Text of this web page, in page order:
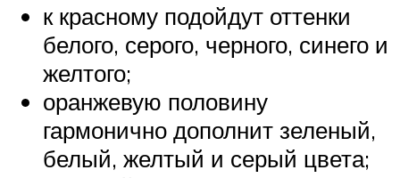
к красному подойдут оттенки
белого, серого, черного, синего и
желтого;
оранжевую половину
гармонично дополнит зеленый,
белый, желтый и серый цвета;